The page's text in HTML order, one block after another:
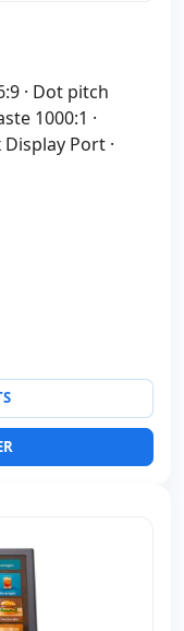
· Dot pitch
1000:1 ·
Port ·